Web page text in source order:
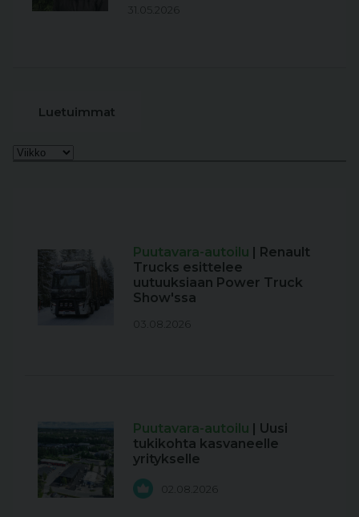
31.05.2026
Luetuimmat
Puutavara-autoilu | Renault
Trucks esittelee
uutuuksiaan Power Truck
Show'ssa
03.08.2026
Puutavara-autoilu | Uusi
tukikohta kasvaneelle
yritykselle
02.08.2026